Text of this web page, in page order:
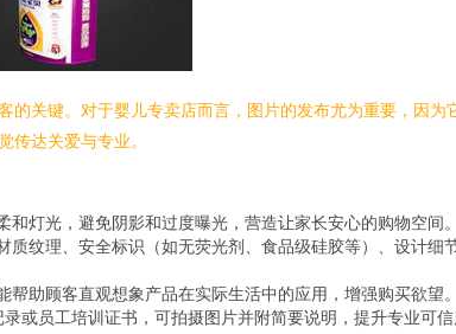
关键。对于婴儿专卖店而言，图片的发布尤为重要，因
达关爱与专业。
灯光，避免阴影和过度曝光，营造让家长安心的购物空间。
纹理、安全标识（如无荧光剂、食品级硅胶等）、设计细
助顾客直观想象产品在实际生活中的应用，增强购买欲望。
或员工培训证书，可拍摄图片并附简要说明，提升专业可信